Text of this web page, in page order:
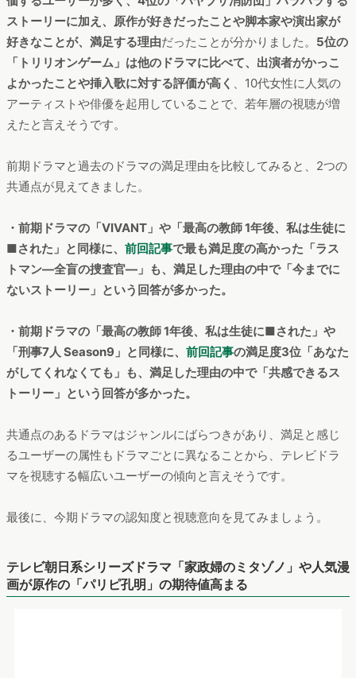
表7 「最高の教師 1年後、私は生徒に■された」を最も満足した
ドラマと回答したユーザーの具体的な満足理由(一部抜粋)
サンプル数は21,132
表5で3位の「刑事7人 Season9」も共感できるストーリーを評
価するユーザーが多く、4位の「ハヤブサ消防団」ハラハラする
ストーリーに加え、原作が好きだったことや脚本家や演出家が
好きなことが、満足する理由
だったことが分かりました。
「トリリオンゲーム」は他のドラマに比べて、出演者がかっこ
よかったことや挿入歌に対する評価が高く、10代女性に人気の
アーティストや俳優を起用していることで、若年層の視聴が増
えたと言えそうです。
前期ドラマと過去のドラマの満足理由を比較してみると、2つの
共通点が見えてきました。
・前期ドラマの「VIVANT」や「最高の教師 1年後、私は生徒に
■された」と同様に、
前回記事
で最も満足度の高かった「ラス
トマン―全盲の捜査官―」も、満足した理由の中で「今までに
ないストーリー」という回答が多かった。
・前期ドラマの「最高の教師 1年後、私は生徒に■された」や
「刑事7人 Season9」と同様に、
前回記事 の満足度3位「あなた
がしてくれなくても」も、満足した理由の中で「共感できるス
共通点のあるドラマはジャンルにばらつきがあり、満足と感じ
るユーザーの属性もドラマごとに異なることから、テレビドラ